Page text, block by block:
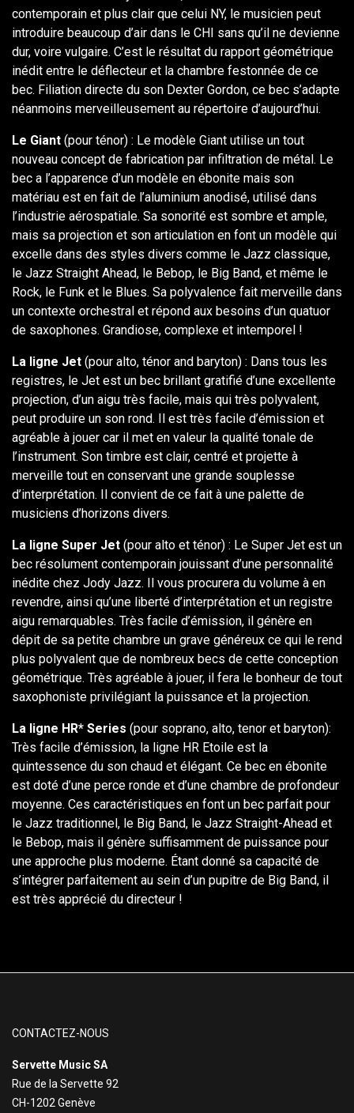
contemporain et plus clair que celui NY, le musicien peut
introduire beaucoup d’air dans le CHI sans qu’il ne devienne
dur, voire vulgaire. C’est le résultat du rapport géométrique
inédit entre le déflecteur et la chambre festonnée de ce
bec. Filiation directe du son Dexter Gordon, ce bec s’adapte
néanmoins merveilleusement au répertoire d’aujourd’hui.
Le Giant (pour ténor) : Le modèle Giant utilise un tout
nouveau concept de fabrication par infiltration de métal. Le
bec a l’apparence d’un modèle en ébonite mais son
matériau est en fait de l’aluminium anodisé, utilisé dans
l’industrie aérospatiale. Sa sonorité est sombre et ample,
mais sa projection et son articulation en font un modèle qui
excelle dans des styles divers comme le Jazz classique,
le Jazz Straight Ahead, le Bebop, le Big Band, et même le
Rock, le Funk et le Blues. Sa polyvalence fait merveille dans
un contexte orchestral et répond aux besoins d’un quatuor
de saxophones. Grandiose, complexe et intemporel !
La ligne Jet (pour alto, ténor and baryton) : Dans tous les
registres, le Jet est un bec brillant gratifié d’une excellente
projection, d’un aigu très facile, mais qui très polyvalent,
peut produire un son rond. Il est très facile d’émission et
agréable à jouer car il met en valeur la qualité tonale de
l’instrument. Son timbre est clair, centré et projette à
merveille tout en conservant une grande souplesse
d’interprétation. Il convient de ce fait à une palette de
musiciens d’horizons divers.
La ligne Super Jet (pour alto et ténor) : Le Super Jet est un
bec résolument contemporain jouissant d’une personnalité
inédite chez Jody Jazz. Il vous procurera du volume à en
revendre, ainsi qu’une liberté d’interprétation et un registre
aigu remarquables. Très facile d’émission, il génère en
dépit de sa petite chambre un grave généreux ce qui le rend
plus polyvalent que de nombreux becs de cette conception
géométrique. Très agréable à jouer, il fera le bonheur de tout
saxophoniste privilégiant la puissance et la projection.
La ligne HR* Series (pour soprano, alto, tenor et baryton):
Très facile d’émission, la ligne HR Etoile est la
quintessence du son chaud et élégant. Ce bec en ébonite
est doté d’une perce ronde et d’une chambre de profondeur
moyenne. Ces caractéristiques en font un bec parfait pour
le Jazz traditionnel, le Big Band, le Jazz Straight-Ahead et
le Bebop, mais il génère suffisamment de puissance pour
une approche plus moderne. Étant donné sa capacité de
s’intégrer parfaitement au sein d’un pupitre de Big Band, il
est très apprécié du directeur !
CONTACTEZ-NOUS
Servette Music SA
Rue de la Servette 92
CH-1202 Genève